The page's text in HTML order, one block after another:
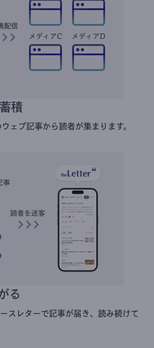
積
ェブ記事から読者が集まります。
る
スレターで記事が届き、読み続けて